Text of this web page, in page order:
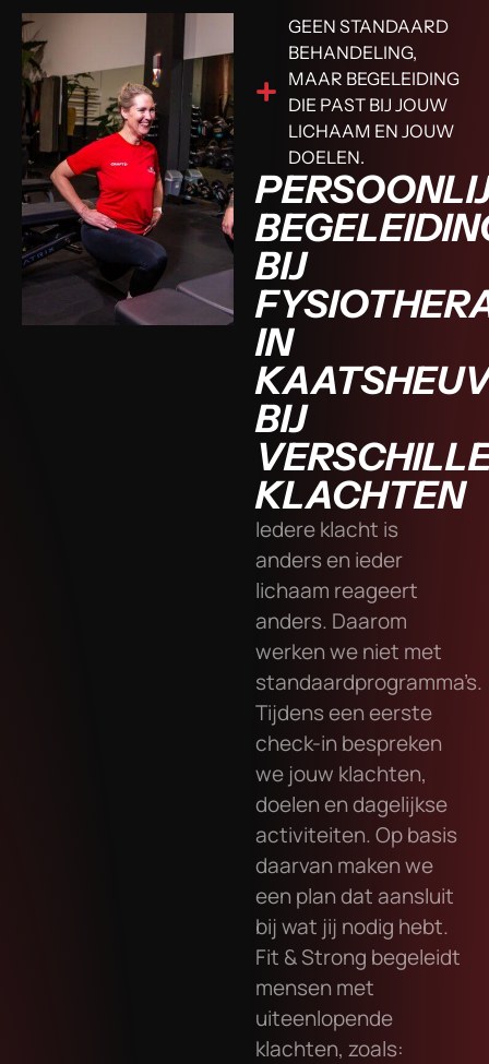
GEEN STANDAARD
BEHANDELING,
MAAR BEGELEIDING
DIE PAST BIJ JOUW
LICHAAM EN JOUW
DOELEN.
BIJ
IN
BIJ
KLACHTEN
Iedere klacht is
anders en ieder
lichaam reageert
anders. Daarom
werken we niet met
standaardprogramma’s.
Tijdens een eerste
check-in bespreken
we jouw klachten,
doelen en dagelijkse
activiteiten. Op basis
daarvan maken we
een plan dat aansluit
bij wat jij nodig hebt.
Fit & Strong begeleidt
mensen met
uiteenlopende
klachten, zoals: